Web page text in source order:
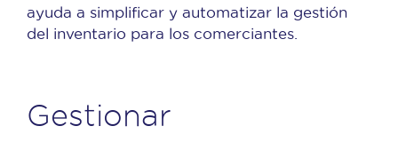
ayuda a simplificar y automatizar la gestión
del inventario para los comerciantes.
Gestionar